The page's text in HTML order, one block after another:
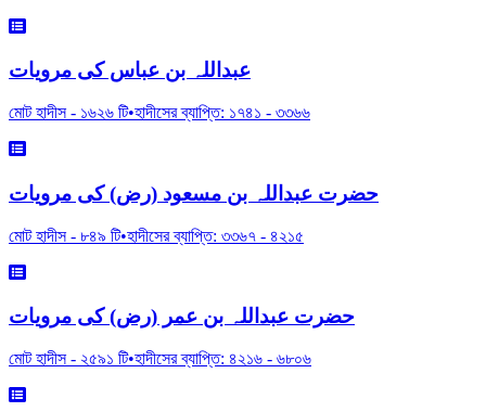
عبداللہ بن عباس کی مرویات
মোট হাদীস - ১৬২৬ টি•হাদীসের ব্যাপ্তি: ১৭৪১ - ৩৩৬৬
حضرت عبداللہ بن مسعود (رض) کی مرویات
মোট হাদীস - ৮৪৯ টি•হাদীসের ব্যাপ্তি: ৩৩৬৭ - ৪২১৫
حضرت عبداللہ بن عمر (رض) کی مرویات
মোট হাদীস - ২৫৯১ টি•হাদীসের ব্যাপ্তি: ৪২১৬ - ৬৮০৬